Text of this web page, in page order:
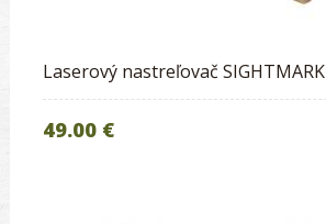
Laserový nastreľovač SIGHTMARK
49.00 €